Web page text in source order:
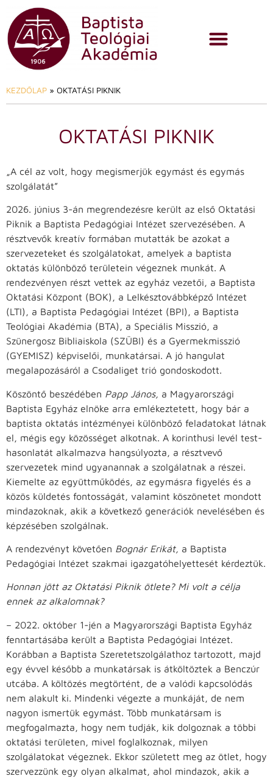
KEZDŐLAP » OKTATÁSI PIKNIK
OKTATÁSI PIKNIK
„A cél az volt, hogy megismerjük egymást és egymás
szolgálatát”
2026. június 3-án megrendezésre került az első Oktatási
Piknik a Baptista Pedagógiai Intézet szervezésében. A
résztvevők kreatív formában mutatták be azokat a
szervezeteket és szolgálatokat, amelyek a baptista
oktatás különböző területein végeznek munkát. A
rendezvényen részt vettek az egyház vezetői, a Baptista
Oktatási Központ (BOK), a Lelkésztovábbképző Intézet
(LTI), a Baptista Pedagógiai Intézet (BPI), a Baptista
Teológiai Akadémia (BTA), a Speciális Misszió, a
Szünergosz Bibliaiskola (SZÜBI) és a Gyermekmisszió
(GYEMISZ) képviselői, munkatársai. A jó hangulat
megalapozásáról a Csodaliget trió gondoskodott.
Köszöntő beszédében Papp János, a Magyarországi
Baptista Egyház elnöke arra emlékeztetett, hogy bár a
baptista oktatás intézményei különböző feladatokat látnak
el, mégis egy közösséget alkotnak. A korinthusi levél test-
hasonlatát alkalmazva hangsúlyozta, a résztvevő
szervezetek mind ugyanannak a szolgálatnak a részei.
Kiemelte az együttműködés, az egymásra figyelés és a
közös küldetés fontosságát, valamint köszönetet mondott
mindazoknak, akik a következő generációk nevelésében és
képzésében szolgálnak.
A rendezvényt követően Bognár Erikát, a Baptista
Pedagógiai Intézet szakmai igazgatóhelyettesét kérdeztük.
Honnan jött az Oktatási Piknik ötlete? Mi volt a célja
ennek az alkalomnak?
– 2022. október 1-jén a Magyarországi Baptista Egyház
fenntartásába került a Baptista Pedagógiai Intézet.
Korábban a Baptista Szeretetszolgálathoz tartozott, majd
egy évvel később a munkatársak is átköltöztek a Benczúr
utcába. A költözés megtörtént, de a valódi kapcsolódás
nem alakult ki. Mindenki végezte a munkáját, de nem
nagyon ismertük egymást. Több munkatársam is
megfogalmazta, hogy nem tudják, kik dolgoznak a többi
oktatási területen, mivel foglalkoznak, milyen
szolgálatokat végeznek. Ekkor született meg az ötlet, hogy
szervezzünk egy olyan alkalmat, ahol mindazok, akik a